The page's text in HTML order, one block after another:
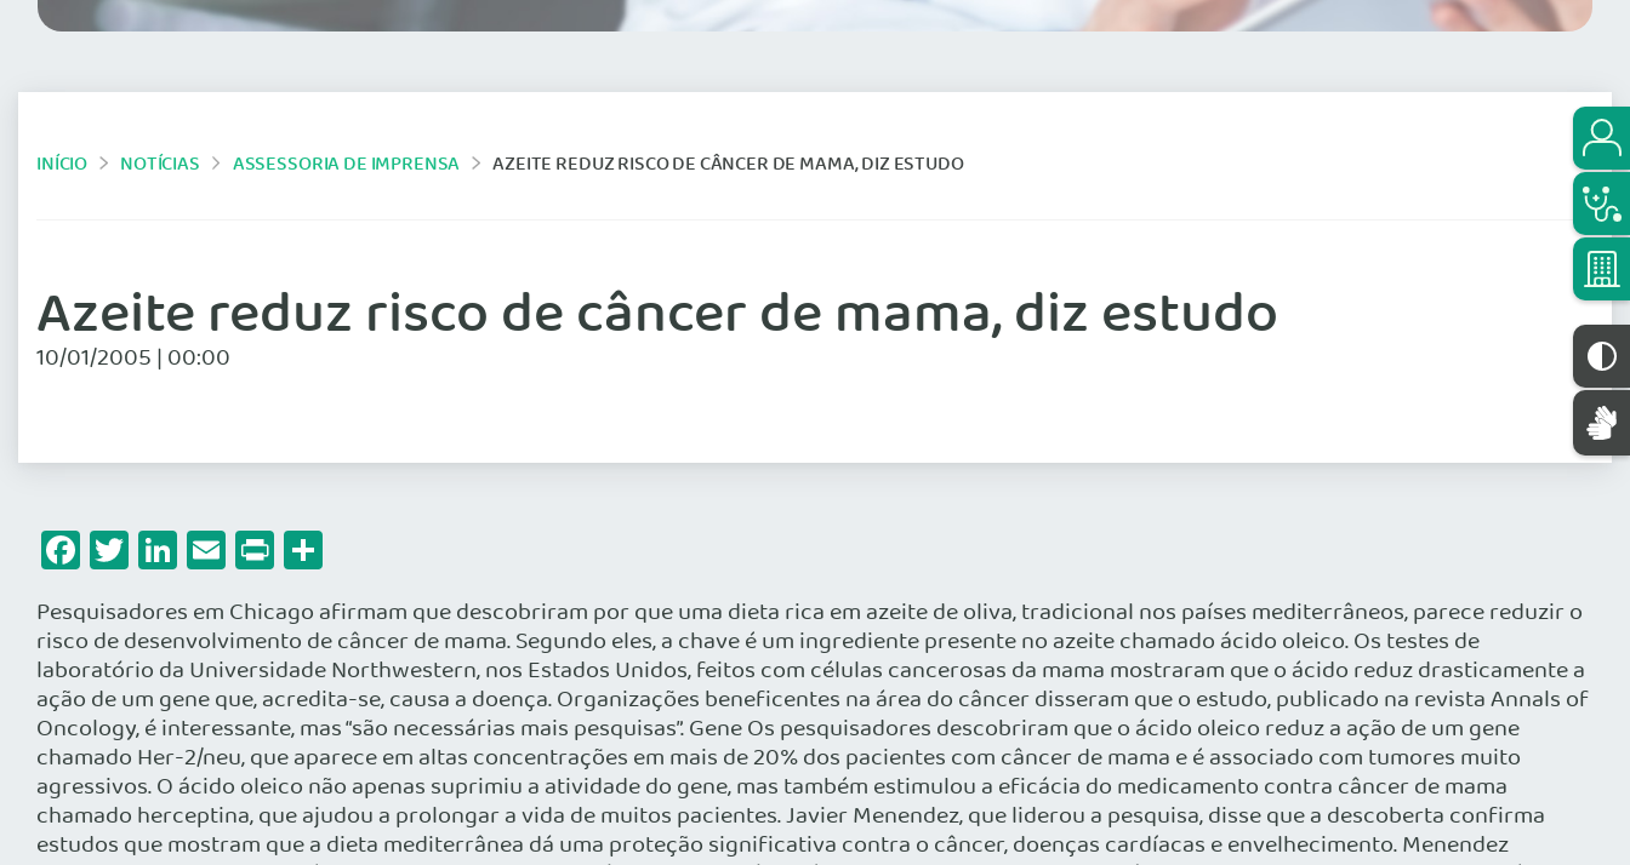
INÍCIO NOTÍCIAS ASSESSORIA DE IMPRENSA AZEITE REDUZ RISCO DE CÂNCER DE MAMA, DIZ ESTUDO
Azeite reduz risco de câncer de mama, diz estudo
10/01/2005 | 00:00
Facebook
Twitter
LinkedIn
Email
Print
Pesquisadores em Chicago afirmam que descobriram por que uma dieta rica em azeite de oliva, tradicional nos países mediterrâneos, parece reduzir o
risco de desenvolvimento de câncer de mama. Segundo eles, a chave é um ingrediente presente no azeite chamado ácido oleico. Os testes de
laboratório da Universidade Northwestern, nos Estados Unidos, feitos com células cancerosas da mama mostraram que o ácido reduz drasticamente a
ação de um gene que, acredita-se, causa a doença. Organizações beneficentes na área do câncer disseram que o estudo, publicado na revista Annals of
Oncology, é interessante, mas “são necessárias mais pesquisas”. Gene Os pesquisadores descobriram que o ácido oleico reduz a ação de um gene
chamado Her-2/neu, que aparece em altas concentrações em mais de 20% dos pacientes com câncer de mama e é associado com tumores muito
agressivos. O ácido oleico não apenas suprimiu a atividade do gene, mas também estimulou a eficácia do medicamento contra câncer de mama
chamado herceptina, que ajudou a prolongar a vida de muitos pacientes. Javier Menendez, que liderou a pesquisa, disse que a descoberta confirma
estudos que mostram que a dieta mediterrânea dá uma proteção significativa contra o câncer, doenças cardíacas e envelhecimento. Menendez